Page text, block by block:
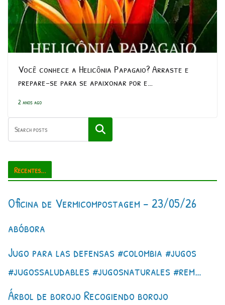
Você conhece a Helicônia Papagaio? Arraste e
prepare-se para se apaixonar por e…
2 anos ago
Pesquisar
Recentes...
Oficina de Vermicompostagem – 23/05/26
abóbora
Jugo para las defensas #colombia #jugos
#jugossaludables #jugosnaturales #rem…
Árbol de borojo Recogiendo borojo